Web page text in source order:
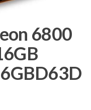
6800